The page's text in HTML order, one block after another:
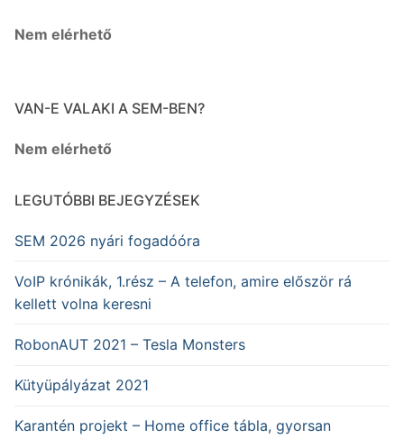
Nem elérhető
VAN-E VALAKI A SEM-BEN?
Nem elérhető
LEGUTÓBBI BEJEGYZÉSEK
SEM 2026 nyári fogadóóra
VoIP krónikák, 1.rész – A telefon, amire először rá
kellett volna keresni
RobonAUT 2021 – Tesla Monsters
Kütyüpályázat 2021
Karantén projekt – Home office tábla, gyorsan